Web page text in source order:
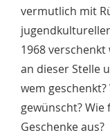
vermutlich mit
1968
an dieser Stelle
wem
gewünscht?
Geschenke aus?